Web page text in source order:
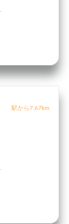
駅から7.67km